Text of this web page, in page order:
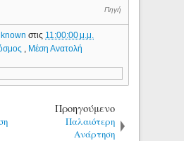
Πηγή
στις 11:00:00 μ.μ.
Μέση Ανατολή
Προηγούμενο
Παλαιότερη
Ανάρτηση